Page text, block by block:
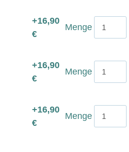
+16,90
€
Menge
+16,90
€
Menge
+16,90
€
Menge